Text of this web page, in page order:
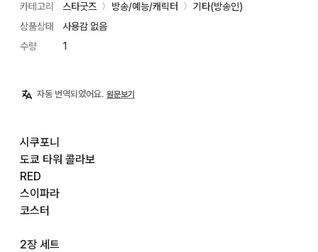
카테고리 스타굿즈 〉 방송/예능/캐릭터 〉
기타(방송인)
상품상태
사용감 없음
수량
1
자동 번역되었어요. 원문보기
시쿠포니
도쿄 타워 콜라보
RED
스이파라
코스터
2장 세트